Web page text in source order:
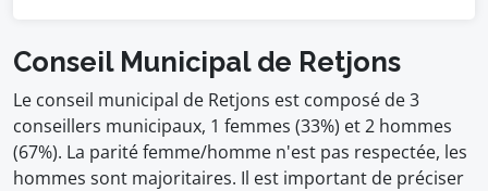
Conseil Municipal de Retjons
Le conseil municipal de Retjons est composé de 3
conseillers municipaux, 1 femmes (33%) et 2 hommes
(67%). La parité femme/homme n'est pas respectée, les
hommes sont majoritaires. Il est important de préciser